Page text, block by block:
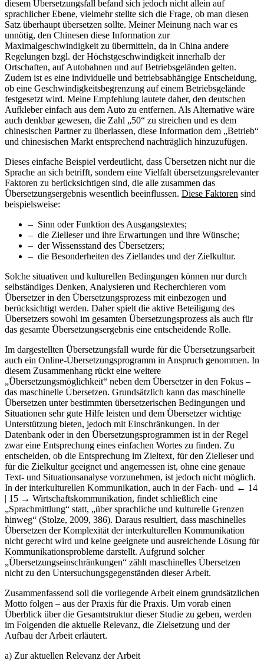
diesem Übersetzungsfall befand sich jedoch nicht allein auf
sprachlicher Ebene, vielmehr stellte sich die Frage, ob man diesen
Satz überhaupt übersetzen sollte. Meiner Meinung nach war es
unnötig, den Chinesen diese Information zur
Maximalgeschwindigkeit zu übermitteln, da in China andere
Regelungen bzgl. der Höchstgeschwindigkeit innerhalb der
Ortschaften, auf Autobahnen und auf Betriebsgeländen gelten.
Zudem ist es eine individuelle und betriebsabhängige Entscheidung,
ob eine Geschwindigkeitsbegrenzung auf einem Betriebsgelände
festgesetzt wird. Meine Empfehlung lautete daher, den deutschen
Aufkleber einfach aus dem Auto zu entfernen. Als Alternative wäre
auch denkbar gewesen, die Zahl „50“ zu streichen und es dem
chinesischen Partner zu überlassen, diese Information dem „Betrieb“
und chinesischen Markt entsprechend nachträglich hinzuzufügen.
Dieses einfache Beispiel verdeutlicht, dass Übersetzen nicht nur die
Sprache an sich betrifft, sondern eine Vielfalt übersetzungsrelevanter
Faktoren zu berücksichtigen sind, die alle zusammen das
Übersetzungsergebnis wesentlich beeinflussen. Diese Faktoren sind
beispielsweise:
– Sinn oder Funktion des Ausgangstextes;
– die Zielleser und ihre Erwartungen und ihre Wünsche;
– der Wissensstand des Übersetzers;
– die Besonderheiten des Ziellandes und der Zielkultur.
Solche situativen und kulturellen Bedingungen können nur durch
selbständiges Denken, Analysieren und Recherchieren vom
Übersetzer in den Übersetzungsprozess mit einbezogen und
berücksichtigt werden. Daher spielt die aktive Beteiligung des
Übersetzers sowohl im gesamten Übersetzungsprozess als auch für
das gesamte Übersetzungsergebnis eine entscheidende Rolle.
Im dargestellten Übersetzungsfall wurde für die Übersetzungsarbeit
auch ein Online-Übersetzungsprogramm in Anspruch genommen. In
diesem Zusammenhang rückt eine weitere
„Übersetzungsmöglichkeit“ neben dem Übersetzer in den Fokus –
das maschinelle Übersetzen. Grundsätzlich kann das maschinelle
Übersetzen unter bestimmten übersetzerischen Bedingungen und
Situationen sehr gute Hilfe leisten und dem Übersetzer wichtige
Unterstützung bieten, jedoch mit Einschränkungen. In der
Datenbank oder in den Übersetzungsprogrammen ist in der Regel
zwar eine Entsprechung eines einfachen Wortes zu finden. Zu
entscheiden, ob die Entsprechung im Zieltext, für den Zielleser und
für die Zielkultur geeignet und angemessen ist, ohne eine genaue
Text- und Situationsanalyse vorzunehmen, ist jedoch nicht möglich.
In der interkulturellen Kommunikation, auch in der Fach- und ← 14
| 15 → Wirtschaftskommunikation, findet schließlich eine
„Sprachmittlung“ statt, „über sprachliche und kulturelle Grenzen
hinweg“ (Stolze, 2009, 386). Daraus resultiert, dass maschinelles
Übersetzen der Komplexität der interkulturellen Kommunikation
nicht gerecht wird und keine geeignete und ausreichende Lösung für
Kommunikationsprobleme darstellt. Aufgrund solcher
„Übersetzungseinschränkungen“ zählt maschinelles Übersetzen
nicht zu den Untersuchungsgegenständen dieser Arbeit.
Zusammenfassend soll die vorliegende Arbeit einem grundsätzlichen
Motto folgen – aus der Praxis für die Praxis. Um vorab einen
Überblick über die Gesamtstruktur dieser Studie zu geben, werden
im Folgenden die aktuelle Relevanz, die Zielsetzung und der
Aufbau der Arbeit erläutert.
a) Zur aktuellen Relevanz der Arbeit